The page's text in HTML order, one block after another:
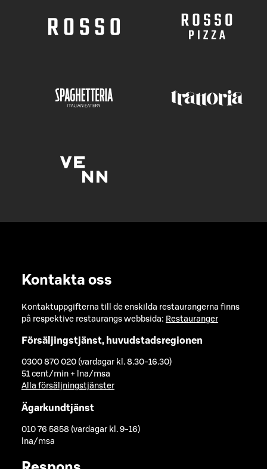
Kontakta oss
Kontaktuppgifterna till de enskilda restaurangerna finns
på respektive restaurangs webbsida: Restauranger
Försäljingstjänst, huvudstadsregionen
0300 870 020 (vardagar kl. 8.30-16.30)
51 cent/min + lna/msa
Alla försäljningstjänster
Ägarkundtjänst
010 76 5858 (vardagar kl. 9-16)
lna/msa